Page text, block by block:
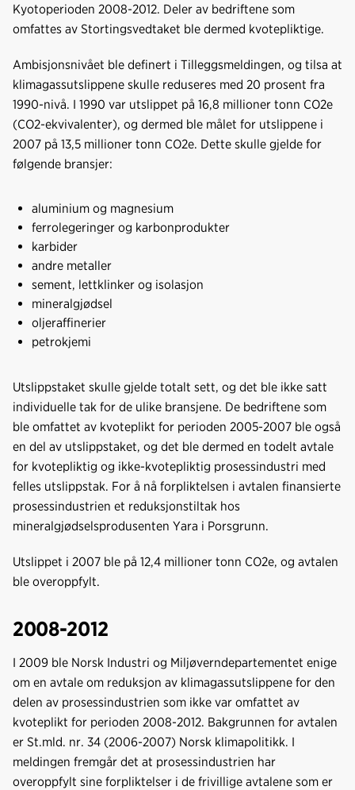
Kyotoperioden 2008-2012. Deler av bedriftene som
omfattes av Stortingsvedtaket ble dermed kvotepliktige.
Ambisjonsnivået ble definert i Tilleggsmeldingen, og tilsa at
klimagassutslippene skulle reduseres med 20 prosent fra
1990-nivå. I 1990 var utslippet på 16,8 millioner tonn CO2e
(CO2-ekvivalenter), og dermed ble målet for utslippene i
2007 på 13,5 millioner tonn CO2e. Dette skulle gjelde for
følgende bransjer:
aluminium og magnesium
ferrolegeringer og karbonprodukter
karbider
andre metaller
sement, lettklinker og isolasjon
mineralgjødsel
oljeraffinerier
petrokjemi
Utslippstaket skulle gjelde totalt sett, og det ble ikke satt
individuelle tak for de ulike bransjene. De bedriftene som
ble omfattet av kvoteplikt for perioden 2005-2007 ble også
en del av utslippstaket, og det ble dermed en todelt avtale
for kvotepliktig og ikke-kvotepliktig prosessindustri med
felles utslippstak. For å nå forpliktelsen i avtalen finansierte
prosessindustrien et reduksjonstiltak hos
mineralgjødselsprodusenten Yara i Porsgrunn.
Utslippet i 2007 ble på 12,4 millioner tonn CO2e, og avtalen
ble overoppfylt.
2008-2012
I 2009 ble Norsk Industri og Miljøverndepartementet enige
om en avtale om reduksjon av klimagassutslippene for den
delen av prosessindustrien som ikke var omfattet av
kvoteplikt for perioden 2008-2012. Bakgrunnen for avtalen
er St.mld. nr. 34 (2006-2007) Norsk klimapolitikk. I
meldingen fremgår det at prosessindustrien har
overoppfylt sine forpliktelser i de frivillige avtalene som er